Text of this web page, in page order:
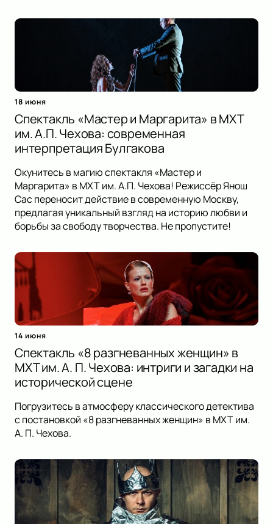
18 июня
Спектакль «Мастер и Маргарита» в МХТ
им. А.П. Чехова: современная
интерпретация Булгакова
Окунитесь в магию спектакля «Мастер и
Маргарита» в МХТ им. А.П. Чехова! Режиссёр Янош
Сас переносит действие в современную Москву,
предлагая уникальный взгляд на историю любви и
борьбы за свободу творчества. Не пропустите!
14 июня
Спектакль «8 разгневанных женщин» в
МХТ им. А. П. Чехова: интриги и загадки на
исторической сцене
Погрузитесь в атмосферу классического детектива
с постановкой «8 разгневанных женщин» в МХТ им.
А. П. Чехова.